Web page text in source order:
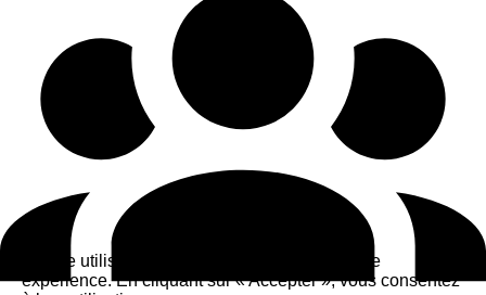
Ce site utilise des cookies pour améliorer votre
expérience. En cliquant sur « Accepter », vous consentez